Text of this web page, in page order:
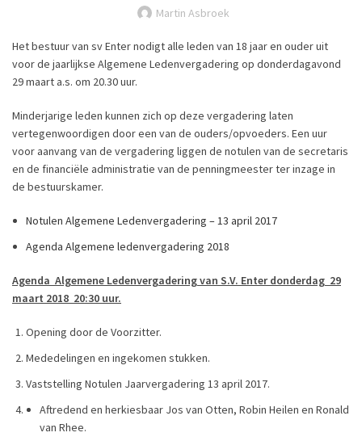
Martin Asbroek
Het bestuur van sv Enter nodigt alle leden van 18 jaar en ouder uit
voor de jaarlijkse Algemene Ledenvergadering op donderdagavond
29 maart a.s. om 20.30 uur.
Minderjarige leden kunnen zich op deze vergadering laten
vertegenwoordigen door een van de ouders/opvoeders. Een uur
voor aanvang van de vergadering liggen de notulen van de secretaris
en de financiële administratie van de penningmeester ter inzage in
de bestuurskamer.
Notulen Algemene Ledenvergadering – 13 april 2017
Agenda Algemene ledenvergadering 2018
Agenda Algemene Ledenvergadering van S.V. Enter donderdag 29
maart 2018 20:30 uur.
Opening door de Voorzitter.
Mededelingen en ingekomen stukken.
Vaststelling Notulen Jaarvergadering 13 april 2017.
Aftredend en herkiesbaar Jos van Otten, Robin Heilen en Ronald
van Rhee.